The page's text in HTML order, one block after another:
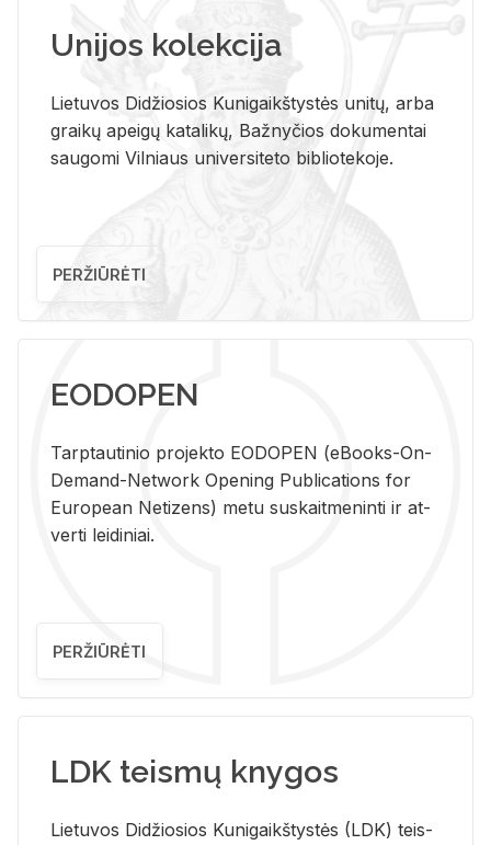
Unijos kolekcija
Lietuvos Didžiosios Kunigaikštystės unitų, arba
graikų apeigų katalikų, Bažnyčios dokumentai
saugomi Vilniaus universiteto bibliotekoje.
PERŽIŪRĖTI
EODOPEN
Tarp­tau­ti­nio pro­jek­to EO­DO­PEN (eBo­oks-On-
De­mand-Ne­twork Ope­ning Pub­li­ca­tions for
Eu­ro­pe­an Ne­ti­zens) metu su­skait­me­nin­ti ir at­
ver­ti lei­di­niai.
PERŽIŪRĖTI
LDK teismų knygos
Lie­tu­vos Di­džio­sios Ku­ni­gaikš­tys­tės (LDK) teis­